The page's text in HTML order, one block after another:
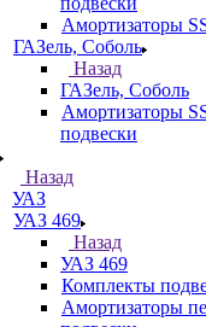
Амортизаторы
ГАЗель, Соболь
Назад
ГАЗель, Соболь
Амортизаторы
подвески
Назад
УАЗ
УАЗ 469
Назад
УАЗ 469
Комплекты
Амортизаторы